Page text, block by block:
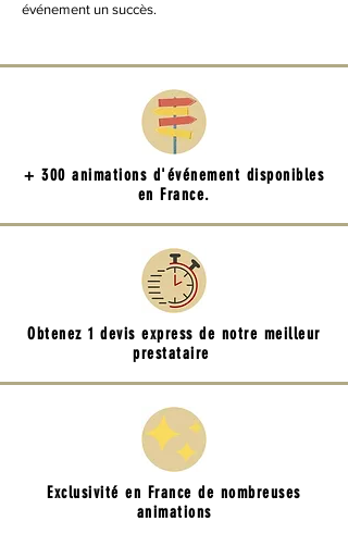
événement un succès.
+ 300 animations d'événement disponibles
en France.
Obtenez 1 devis express de notre meilleur
prestataire
Exclusivité en France de nombreuses
animations